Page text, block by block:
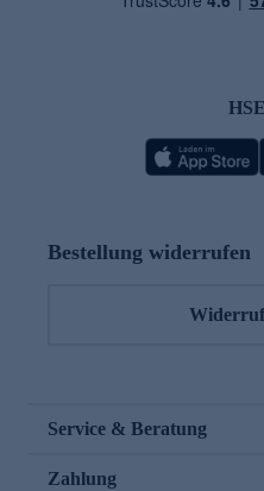
Bestellung widerrufen
Service & Beratung
Zahlung